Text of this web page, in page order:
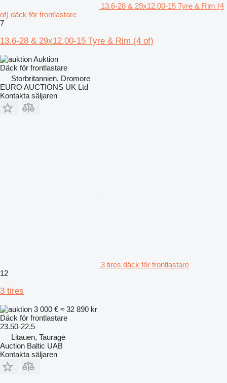
13.6-28 & 29x12.00-15 Tyre & Rim (4
of) däck för frontlastare
7
13.6-28 & 29x12.00-15 Tyre & Rim (4 of)
Auktion
Däck för frontlastare
Storbritannien, Dromore
EURO AUCTIONS UK Ltd
Kontakta säljaren
3 tires däck för frontlastare
12
3 tires
3 000 € ≈ 32 890 kr
Däck för frontlastare
23.50-22.5
Litauen, Tauragė
Auction Baltic UAB
Kontakta säljaren